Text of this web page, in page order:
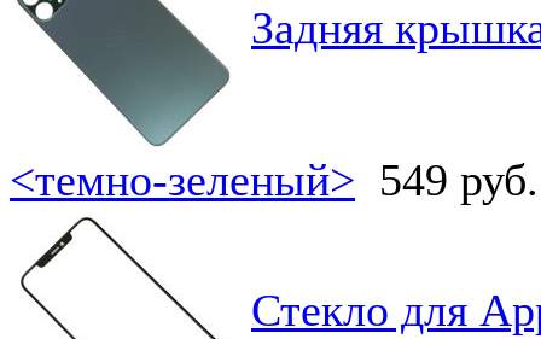
Задняя
<темно-зеленый> 549 руб.
Стекло для